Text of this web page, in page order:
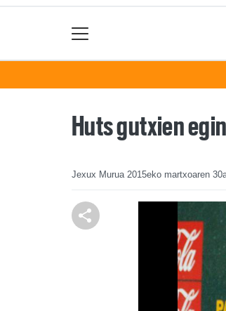
Huts gutxien
Jexux Murua 2015eko martxoaren